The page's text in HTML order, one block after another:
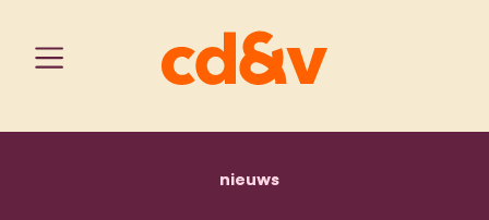
home
nieuwscd&v haalt slag thuis: